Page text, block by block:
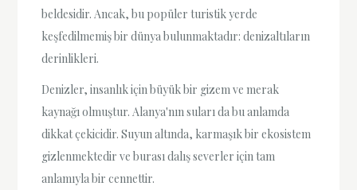
beldesidir. Ancak, bu popüler turistik yerde
keşfedilmemiş bir dünya bulunmaktadır: denizaltıların
derinlikleri.
Denizler, insanlık için büyük bir gizem ve merak
kaynağı olmuştur. Alanya'nın suları da bu anlamda
dikkat çekicidir. Suyun altında, karmaşık bir ekosistem
gizlenmektedir ve burası dalış severler için tam
anlamıyla bir cennettir.